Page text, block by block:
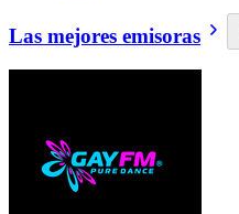
Las mejores emisoras